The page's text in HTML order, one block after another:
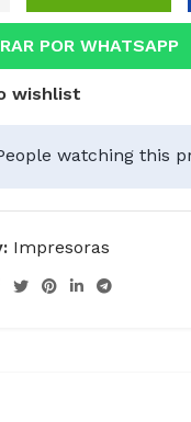
POR WHATSAPP
wishlist
watching this
Impresoras